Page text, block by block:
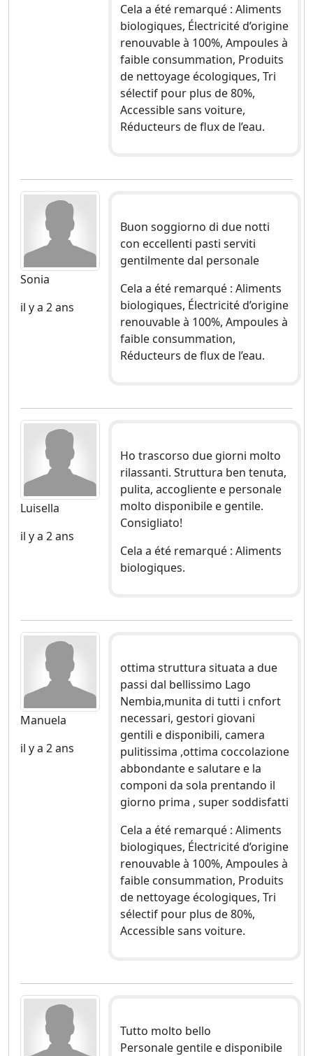
Cela a été remarqué : Aliments
biologiques, Électricité d’origine
renouvable à 100%, Ampoules à
faible consummation, Produits
de nettoyage écologiques, Tri
sélectif pour plus de 80%,
Accessible sans voiture,
Réducteurs de flux de l’eau.
Sonia
il y a 2 ans
Buon soggiorno di due notti
con eccellenti pasti serviti
gentilmente dal personale
Cela a été remarqué : Aliments
biologiques, Électricité d’origine
renouvable à 100%, Ampoules à
faible consummation,
Réducteurs de flux de l’eau.
Luisella
il y a 2 ans
Ho trascorso due giorni molto
rilassanti. Struttura ben tenuta,
pulita, accogliente e personale
molto disponibile e gentile.
Consigliato!
Cela a été remarqué : Aliments
biologiques.
Manuela
il y a 2 ans
ottima struttura situata a due
passi dal bellissimo Lago
Nembia,munita di tutti i cnfort
necessari, gestori giovani
gentili e disponibili, camera
pulitissima ,ottima coccolazione
abbondante e salutare e la
componi da sola prentando il
giorno prima , super soddisfatti
Cela a été remarqué : Aliments
biologiques, Électricité d’origine
renouvable à 100%, Ampoules à
faible consummation, Produits
de nettoyage écologiques, Tri
sélectif pour plus de 80%,
Accessible sans voiture.
Tutto molto bello
Personale gentile e disponibile